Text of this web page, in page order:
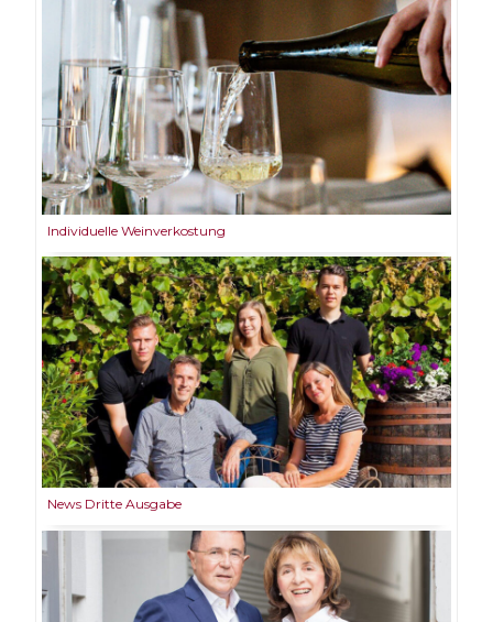
Individuelle Weinverkostung
News Dritte Ausgabe